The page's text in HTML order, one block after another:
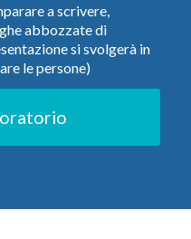
a scrivere,
abbozzate di
si svolgerà in
le persone)